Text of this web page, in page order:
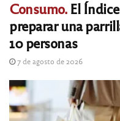
Consumo.El
preparar una
10 personas
7 de agosto de 2026